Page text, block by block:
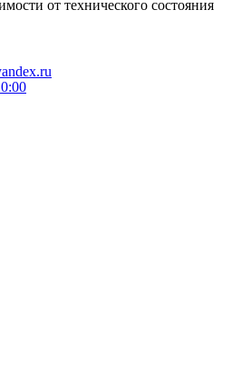
от технического состояния